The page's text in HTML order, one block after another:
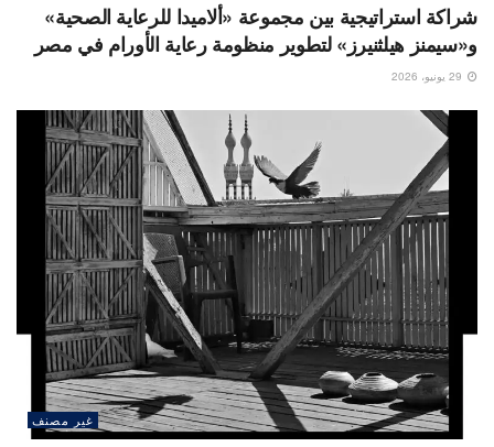
شراكة استراتيجية بين مجموعة «ألاميدا للرعاية الصحية»
و«سيمنز هيلثنيرز» لتطوير منظومة رعاية الأورام في مصر
غير مصنف